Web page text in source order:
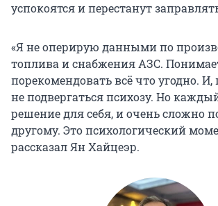
успокоятся и перестанут
«Я не оперирую данными по
топлива и снабжения АЗС.
порекомендовать всё что угодно. И,
не подвергаться психозу. Но
решение для себя, и очень сложно
другому. Это психологический
рассказал Ян Хайцеэр.